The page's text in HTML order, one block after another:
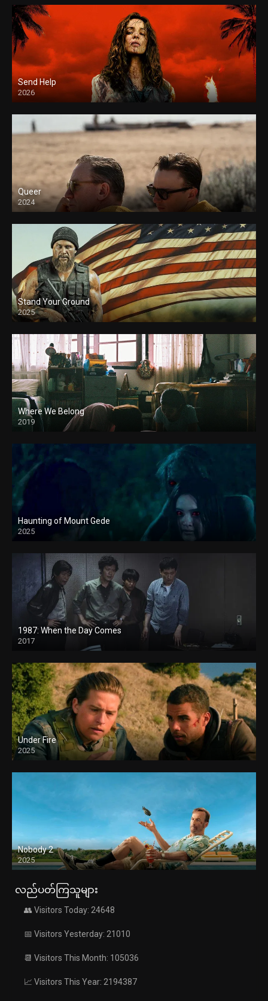
Send Help
2026
Queer
2024
Stand Your Ground
2025
Where We Belong
2019
Haunting of Mount Gede
2025
1987: When the Day Comes
2017
Under Fire
2025
Nobody 2
2025
လည်ပတ်ကြသူများ
👥 Visitors Today: 24648
📅 Visitors Yesterday: 21010
📆 Visitors This Month: 105036
📈 Visitors This Year: 2194387